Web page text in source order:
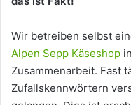
Wir betreiben selbst
Alpen Sepp Käseshop
Zusammenarbeit. Fast
Zufallskennwörtern